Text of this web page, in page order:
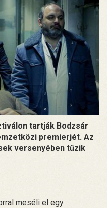
tartják Bodzsár
premierjét. Az
versenyében tűzik
meséli el egy